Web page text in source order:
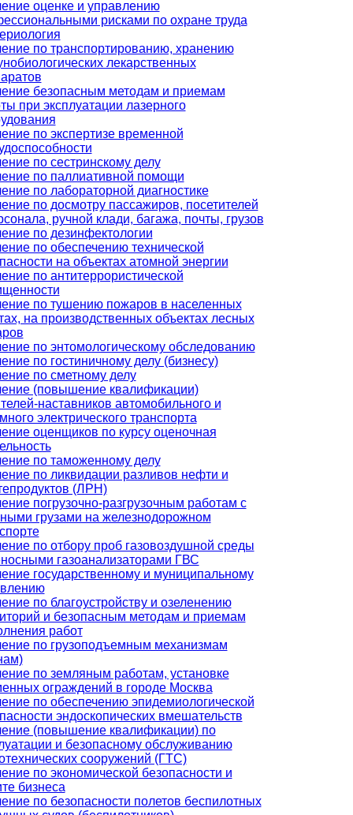
оценке и управлению
рисками по охране труда
по транспортированию, хранению
лекарственных
безопасным методам и приемам
при эксплуатации лазерного
по экспертизе временной
по сестринскому делу
по паллиативной помощи
по лабораторной диагностике
по досмотру пассажиров, посетителей
ручной клади, багажа, почты, грузов
по дезинфектологии
по обеспечению технической
на объектах атомной энергии
по антитеррористической
по тушению пожаров в населенных
на производственных объектах лесных
по энтомологическому обследованию
по гостиничному делу (бизнесу)
по сметному делу
(повышение квалификации)
наставников автомобильного и
электрического транспорта
оценщиков по курсу оценочная
по таможенному делу
по ликвидации разливов нефти и
(ЛРН)
погрузочно-разгрузочным работам с
грузами на железнодорожном
по отбору проб газовоздушной среды
газоанализаторами ГВС
государственному и муниципальному
по благоустройству и озеленению
и безопасным методам и приемам
работ
по грузоподъемным механизмам
по земляным работам, установке
ограждений в городе Москва
по обеспечению эпидемиологической
эндоскопических вмешательств
(повышение квалификации) по
и безопасному обслуживанию
сооружений (ГТС)
по экономической безопасности и
бизнеса
по безопасности полетов беспилотных